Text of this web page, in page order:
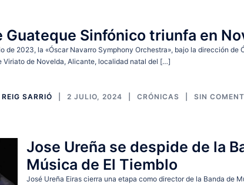
Guateque Sinfónico triunfa en
de 2023, la «Óscar Navarro Symphony Orchestra», bajo la dirección
Viriato de Novelda, Alicante, localidad natal del […]
SARRIÓ 2 JULIO, 2024 CRÓNICAS SIN
Jose Ureña se despide de la
Música de El Tiemblo
José Ureña Eiras cierra una etapa como director de la Banda de